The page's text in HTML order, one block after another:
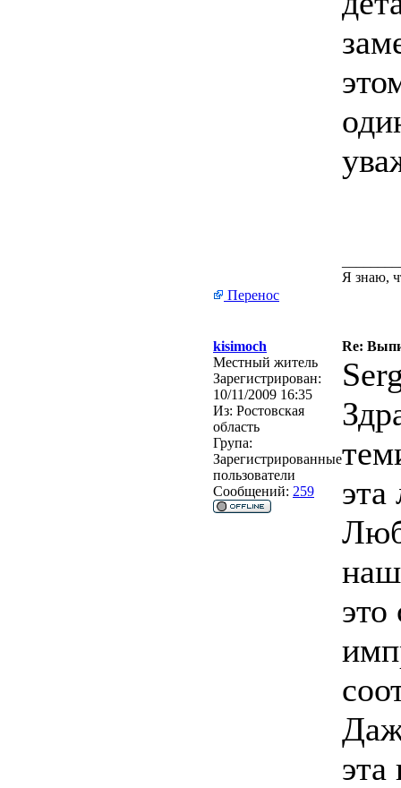
Я знаю,
Перенос
kisimoch
Re:
Местный житель
Зарегистрирован:
10/11/2009 16:35
Из: Ростовская
область
Група:
Зарегистрированные
пользователи
Сообщений: 259
эта
это